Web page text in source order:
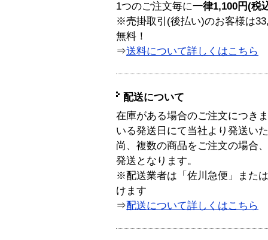
1つのご注文毎に一律1,100円(税
※売掛取引(後払い)のお客様は
無料！
⇒送料について詳しくはこちら
配送について
在庫がある場合のご注文につき
いる発送日にて当社より発送い
尚、複数の商品をご注文の場合
発送となります。
※配送業者は「佐川急便」また
けます
⇒配送について詳しくはこちら